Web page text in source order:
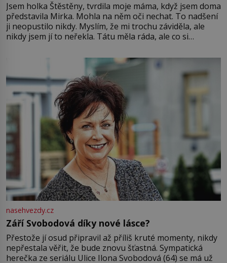
Jsem holka Štěstěny, tvrdila moje máma, když jsem doma
představila Mirka. Mohla na něm oči nechat. To nadšení
ji neopustilo nikdy. Myslím, že mi trochu záviděla, ale
nikdy jsem jí to neřekla. Tátu měla ráda, ale co si
Jsme spolu moc rádi Tehdy byla jiná doba, když
nasehvezdy.cz
Září Svobodová díky nové lásce?
Přestože jí osud připravil až příliš kruté momenty, nikdy
nepřestala věřit, že bude znovu šťastná. Sympatická
herečka ze seriálu Ulice Ilona Svobodová (64) se má už